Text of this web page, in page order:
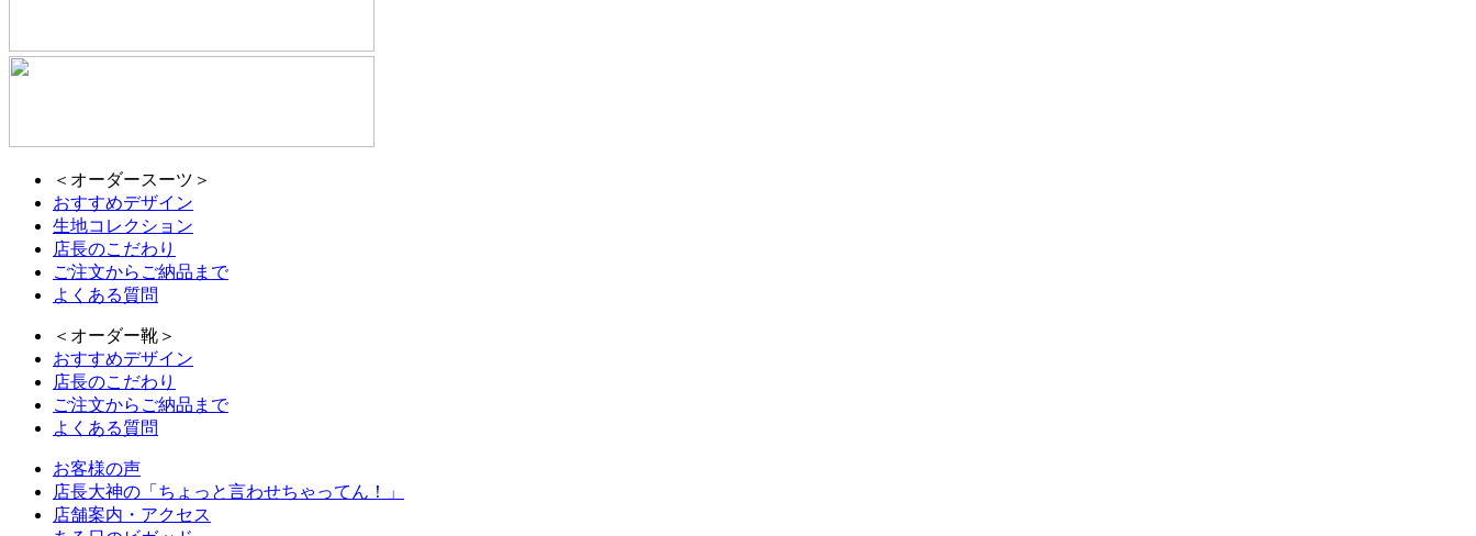
＜オーダースーツ＞
おすすめデザイン
生地コレクション
店長のこだわり
ご注文からご納品まで
よくある質問
＜オーダー靴＞
おすすめデザイン
店長のこだわり
ご注文からご納品まで
よくある質問
お客様の声
店長大神の「ちょっと言わせちゃってん！」
店舗案内・アクセス